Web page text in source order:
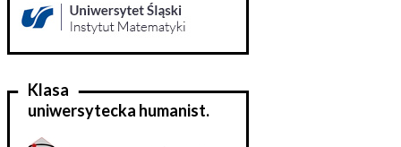
Klasa
uniwersytecka humanist.